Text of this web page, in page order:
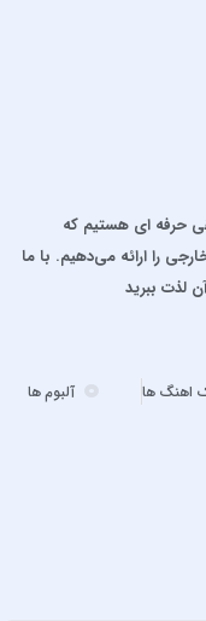
حرفه ای هستیم که
را ارائه می‌دهیم. با ما
لذت ببرید
اهنگ ها آلبوم ها